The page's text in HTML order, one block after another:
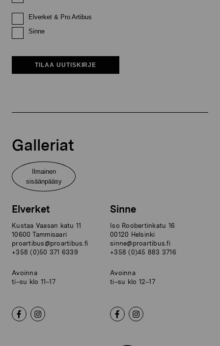
Elverket & Pro Artibus
Sinne
TILAA UUTISKIRJE
Galleriat
Ilmainen
sisäänpääsy
Elverket
Kustaa Vaasan katu 11
10600 Tammisaari
proartibus@proartibus.fi
+358 (0)50 371 6339
Avoinna
ti–su klo 11–17
Sinne
Iso Roobertinkatu 16
00120 Helsinki
sinne@proartibus.fi
+358 (0)45 883 3716
Avoinna
ti–su klo 12–17